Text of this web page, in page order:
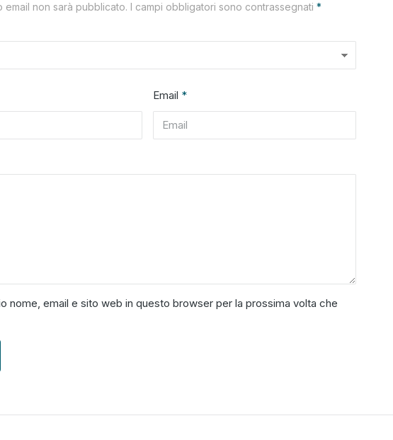
email non sarà pubblicato. I campi obbligatori sono contrassegnati *
Email *
nome, email e sito web in questo browser per la prossima volta che